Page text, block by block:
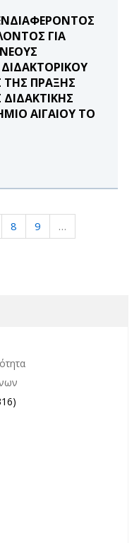
ΓΙΑ
ΤΗΣ ΠΡΑΞΗΣ
ΑΙΓΑΙΟΥ ΤΟ
8 9
…
επικαιρότητα filter
Οργάνων filter
filter
filter